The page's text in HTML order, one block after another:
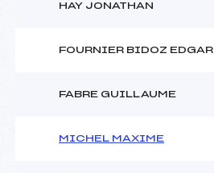
HAY JONATHAN
FOURNIER BIDOZ EDGAR
FABRE GUILLAUME
MICHEL MAXIME